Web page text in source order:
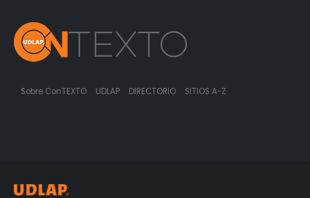
Sobre ConTEXTO UDLAP DIRECTORIO SITIOS A-Z